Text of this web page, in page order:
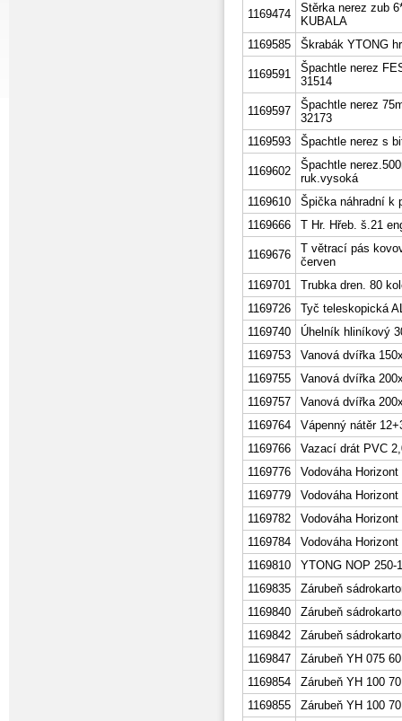
1169474
Stěrka nerez zub
KUBALA
1169585
Škrabák YTONG
1169591
Špachtle nerez
31514
1169597
Špachtle nerez
32173
1169593
Špachtle nerez s
1169602
Špachtle
ruk.vysoká
1169610
Špička náhradní k
1169666
T Hr. Hřeb. š.21
1169676
T větrací pás
červen
1169701
Trubka dren. 80
1169726
Tyč teleskopická
1169740
Úhelník hliníkový
1169753
Vanová dvířka
1169755
Vanová dvířka
1169757
Vanová dvířka
1169764
Vápenný nátěr
1169766
Vazací drát PVC
1169776
Vodováha
1169779
Vodováha
1169782
Vodováha
1169784
Vodováha
1169810
YTONG NOP 250-
1169835
Zárubeň
1169840
Zárubeň
1169842
Zárubeň
1169847
Zárubeň YH 075
1169854
Zárubeň YH 100
1169855
Zárubeň YH 100